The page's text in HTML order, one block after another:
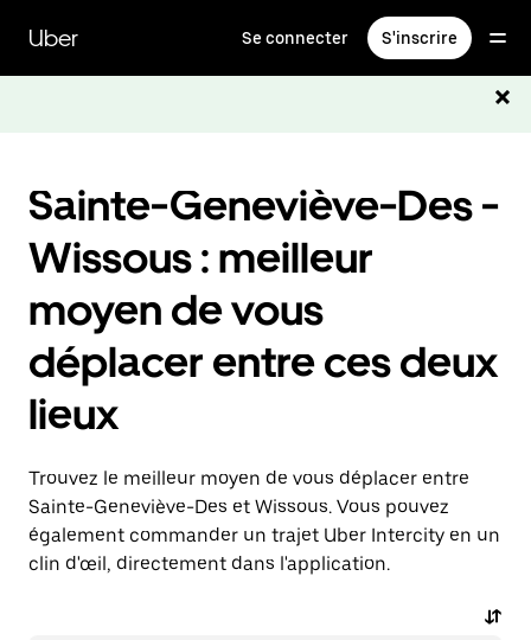
contenu
principal
Uber Se connecter S'inscrire
Sainte-Geneviève-Des -
Wissous : meilleur
moyen de vous
déplacer entre ces deux
lieux
Trouvez le meilleur moyen de vous déplacer entre
Sainte-Geneviève-Des et Wissous. Vous pouvez
également commander un trajet Uber Intercity en un
clin d'œil, directement dans l'application.